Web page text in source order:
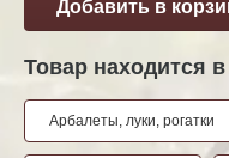
Добавить в
Товар находится в
Арбалеты, луки, рогатки